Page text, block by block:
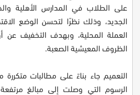
على الطلاب في المدارس الأهلية
الجديد، وذلك نظرًا لتحسن الوضع
العملة المحلية، وبهدف التخفيف عن
الظروف المعيشية الصعبة.
التعميم جاء بناءً على مطالبات
الرسوم التي وصلت إلى مبالغ